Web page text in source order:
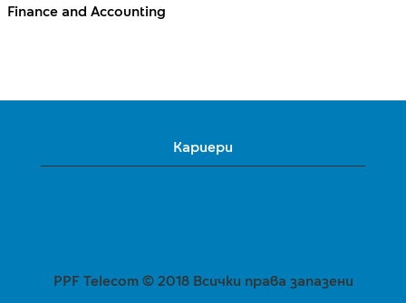
Finance and Accounting
Кариери
PPF Telecom © 2018 Всички права запазени